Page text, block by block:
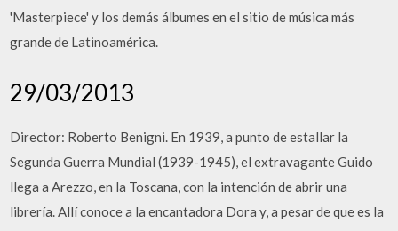
'Masterpiece' y los demás álbumes en el sitio de música más
grande de Latinoamérica.
29/03/2013
Director: Roberto Benigni. En 1939, a punto de estallar la
Segunda Guerra Mundial (1939-1945), el extravagante Guido
llega a Arezzo, en la Toscana, con la intención de abrir una
librería. Allí conoce a la encantadora Dora y, a pesar de que es la